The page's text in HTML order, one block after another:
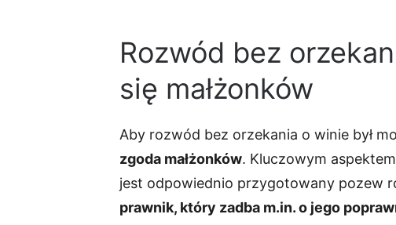
Rozwód bez
się małżonków
Aby rozwód bez orzekania o winie był
zgoda małżonków. Kluczowym
jest odpowiednio przygotowany pozew
prawnik, który zadba m.in. o jego